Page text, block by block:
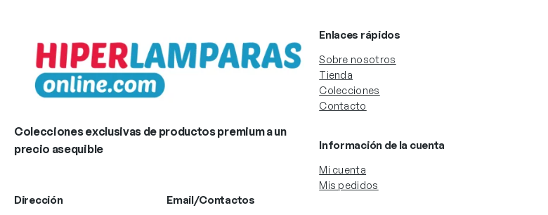
Colecciones exclusivas de productos premium a un
precio asequible
Dirección Email/Contactos
Enlaces rápidos
Sobre nosotros
Tienda
Colecciones
Contacto
Información de la cuenta
Mi cuenta
Mis pedidos